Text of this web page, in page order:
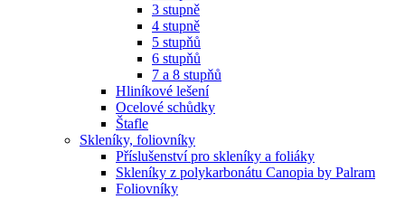
3 stupně
4 stupně
5 stupňů
6 stupňů
7 a 8 stupňů
Hliníkové lešení
Ocelové schůdky
Štafle
Skleníky, foliovníky
Příslušenství pro skleníky a foliáky
Skleníky z polykarbonátu Canopia by Palram
Foliovníky